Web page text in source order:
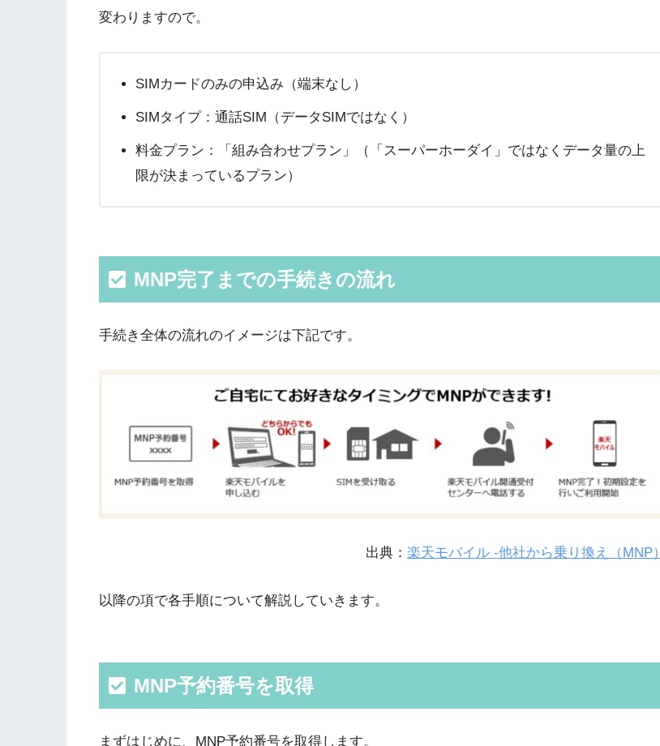
変わりますので。
SIMカードのみの申込み（端末なし）
SIMタイプ：通話SIM（データSIMではなく）
料金プラン：「組み合わせプラン」（「スーパーホーダイ」ではなくデータ量の上
限が決まっているプラン）
MNP完了までの手続きの流れ
手続き全体の流れのイメージは下記です。
出典： 楽天モバイル -他社から乗り換え（MNP）
以降の項で各手順について解説していきます。
MNP予約番号を取得
まずはじめに、MNP予約番号を取得します。